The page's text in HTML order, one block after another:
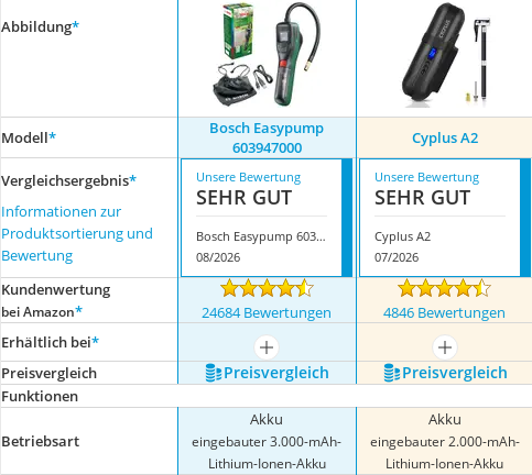
Abbildung*
Modell*
Bosch Easypump
603947000
Cyplus A2
Vergleichsergebnis*
Informationen zur
Produktsortierung und
Bewertung
Unsere Bewertung
SEHR GUT
Bosch Easypump 603947000
08/2026
Unsere Bewertung
SEHR GUT
Cyplus A2
07/2026
Kundenwertung
bei Amazon* 24684 Bewertungen 4846 Bewertungen
Erhältlich bei*
mehr anzeigen mehr anzeigen
Preis­vergleich
Preis­vergleich Preis­vergleich
Funktionen
Betriebsart
Akku
eingebauter 3.000-mAh-
Lithium-Ionen-Akku
Akku
eingebauter 2.000-mAh-
Lithium-Ionen-Akku